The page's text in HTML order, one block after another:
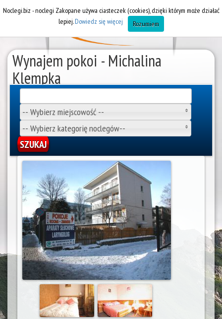
Wynajem pokoi - Michalina
Klempka
Wynajem pokoi Zakopane
-- Wybierz miejscowość --
-- Wybierz kategorię noclegów--
Noclegi.biz - noclegi Zakopane używa ciasteczek (cookies), dzięki którym może działać
lepiej.Dowiedz się więcej Rozumiem